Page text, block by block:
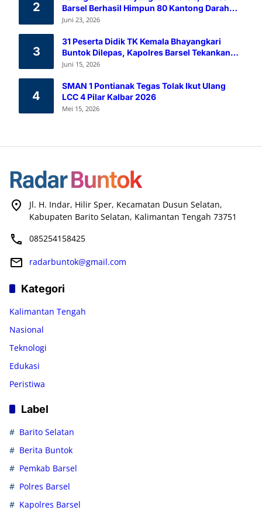
2
Barsel Berhasil Himpun 80 Kantong Darah
Melalui Aksi Donor Darah
Juni 23, 2026
3
31 Peserta Didik TK Kemala Bhayangkari
Buntok Dilepas, Kapolres Barsel Tekankan
Pendidikan Karakter
Juni 15, 2026
4
SMAN 1 Pontianak Tegas Tolak Ikut Ulang
LCC 4 Pilar Kalbar 2026
Mei 15, 2026
Jl. H. Indar, Hilir Sper, Kecamatan Dusun Selatan,
Kabupaten Barito Selatan, Kalimantan Tengah 73751
085254158425
radarbuntok@gmail.com
Kategori
Kalimantan Tengah
Nasional
Teknologi
Edukasi
Peristiwa
Label
Barito Selatan
Berita Buntok
Pemkab Barsel
Polres Barsel
Kapolres Barsel